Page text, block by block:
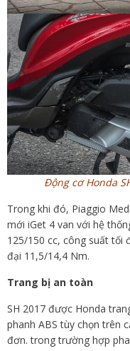
Động cơ Honda
Trong khi đó, Piaggio
mới iGet 4 van với hệ
125/150 cc, công suất tối
đại 11,5/14,4 Nm.
Trang bị an toàn
SH 2017 được Honda
phanh ABS tùy chọn trên
đơn. trong trường hợp